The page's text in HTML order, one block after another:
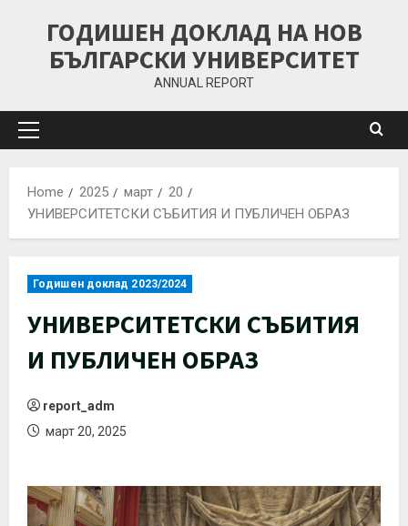
ГОДИШЕН ДОКЛАД НА НОВ
БЪЛГАРСКИ УНИВЕРСИТЕТ
ANNUAL REPORT
Home 2025 март
20
УНИВЕРСИТЕТСКИ СЪБИТИЯ И ПУБЛИЧЕН ОБРАЗ
Годишен доклад 2023/2024
УНИВЕРСИТЕТСКИ СЪБИТИЯ
И ПУБЛИЧЕН ОБРАЗ
report_adm
март 20, 2025